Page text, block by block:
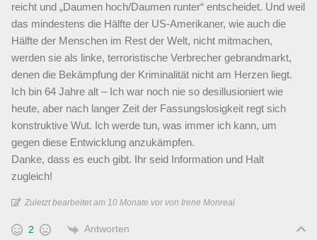
reicht und „Daumen hoch/Daumen runter“ entscheidet. Und weil
das mindestens die Hälfte der US-Amerikaner, wie auch die
Hälfte der Menschen im Rest der Welt, nicht mitmachen,
werden sie als linke, terroristische Verbrecher gebrandmarkt,
denen die Bekämpfung der Kriminalität nicht am Herzen liegt.
Ich bin 64 Jahre alt – Ich war noch nie so desillusioniert wie
heute, aber nach langer Zeit der Fassungslosigkeit regt sich
konstruktive Wut. Ich werde tun, was immer ich kann, um
gegen diese Entwicklung anzukämpfen.
Danke, dass es euch gibt. Ihr seid Information und Halt
zugleich!
Zuletzt bearbeitet am 10 Monate vor von Irene Monreal
2 Antworten